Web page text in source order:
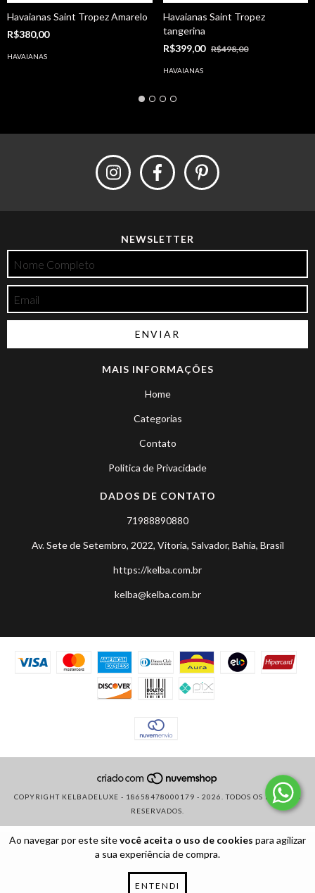
Ao navegar por este sitevocê aceita o uso de cookies para agilizar
a sua experiência de compra.
ENTENDI
Havaianas Saint Tropez Amarelo
R$380,00
HAVAIANAS
Havaianas Saint Tropez
tangerina
R$399,00 R$498,00
HAVAIANAS
NEWSLETTER
MAIS INFORMAÇÕES
Home
Categorias
Contato
Politica de Privacidade
DADOS DE CONTATO
71988890880
Av. Sete de Setembro, 2022, Vitoria, Salvador, Bahia, Brasil
https://kelba.com.br
kelba@kelba.com.br
COPYRIGHT KELBADELUXE - 18658478000179 - 2026. TODOS OS DIREITOS
RESERVADOS.